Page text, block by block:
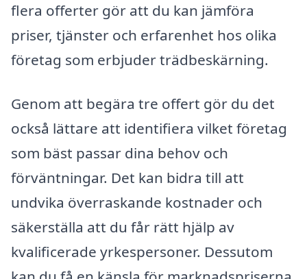
flera offerter gör att du kan jämföra
priser, tjänster och erfarenhet hos olika
företag som erbjuder trädbeskärning.
Genom att begära tre offert gör du det
också lättare att identifiera vilket företag
som bäst passar dina behov och
förväntningar. Det kan bidra till att
undvika överraskande kostnader och
säkerställa att du får rätt hjälp av
kvalificerade yrkespersoner. Dessutom